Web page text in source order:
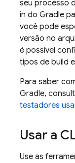
seu processo
in do Gradle
você pode
versão no
é possível
tipos de build
Para saber
Gradle,
testadores
Usar a
Use as